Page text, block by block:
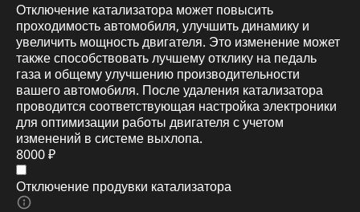
Отключение катализатора может повысить
проходимость автомобиля, улучшить динамику и
увеличить мощность двигателя. Это изменение может
также способствовать лучшему отклику на педаль
газа и общему улучшению производительности
вашего автомобиля. После удаления катализатора
проводится соответствующая настройка электроники
для оптимизации работы двигателя с учетом
изменений в системе выхлопа.
8000 ₽
Отключение продувки катализатора